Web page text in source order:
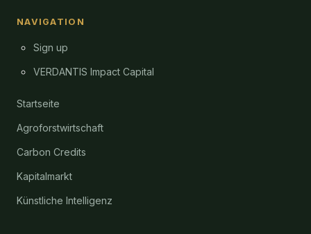
NAVIGATION
Sign up
VERDANTIS Impact Capital
Startseite
Agroforstwirtschaft
Carbon Credits
Kapitalmarkt
Künstliche Intelligenz